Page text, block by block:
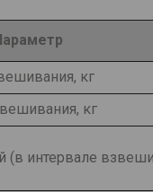
кг
кг
(в интервале